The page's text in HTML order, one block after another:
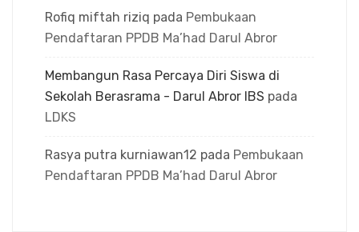
Rofiq miftah riziq pada Pembukaan
Pendaftaran PPDB Ma’had Darul Abror
Membangun Rasa Percaya Diri Siswa di
Sekolah Berasrama - Darul Abror IBS pada
LDKS
Rasya putra kurniawan12 pada Pembukaan
Pendaftaran PPDB Ma’had Darul Abror